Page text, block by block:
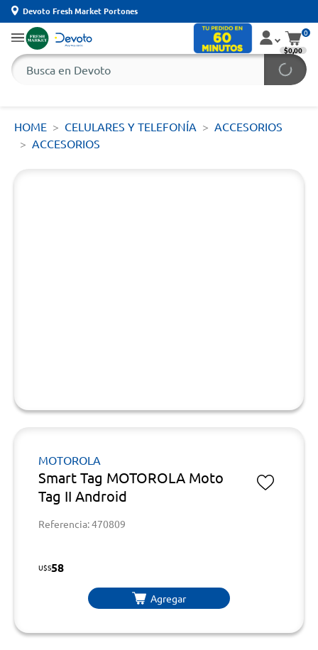
Devoto Fresh Market Portones
0
$0,00
HOME CELULARES Y TELEFONÍA
ACCESORIOS
ACCESORIOS
MOTOROLA
Smart Tag MOTOROLA Moto
Tag II Android
Referencia: 470809
U$S58
Agregar